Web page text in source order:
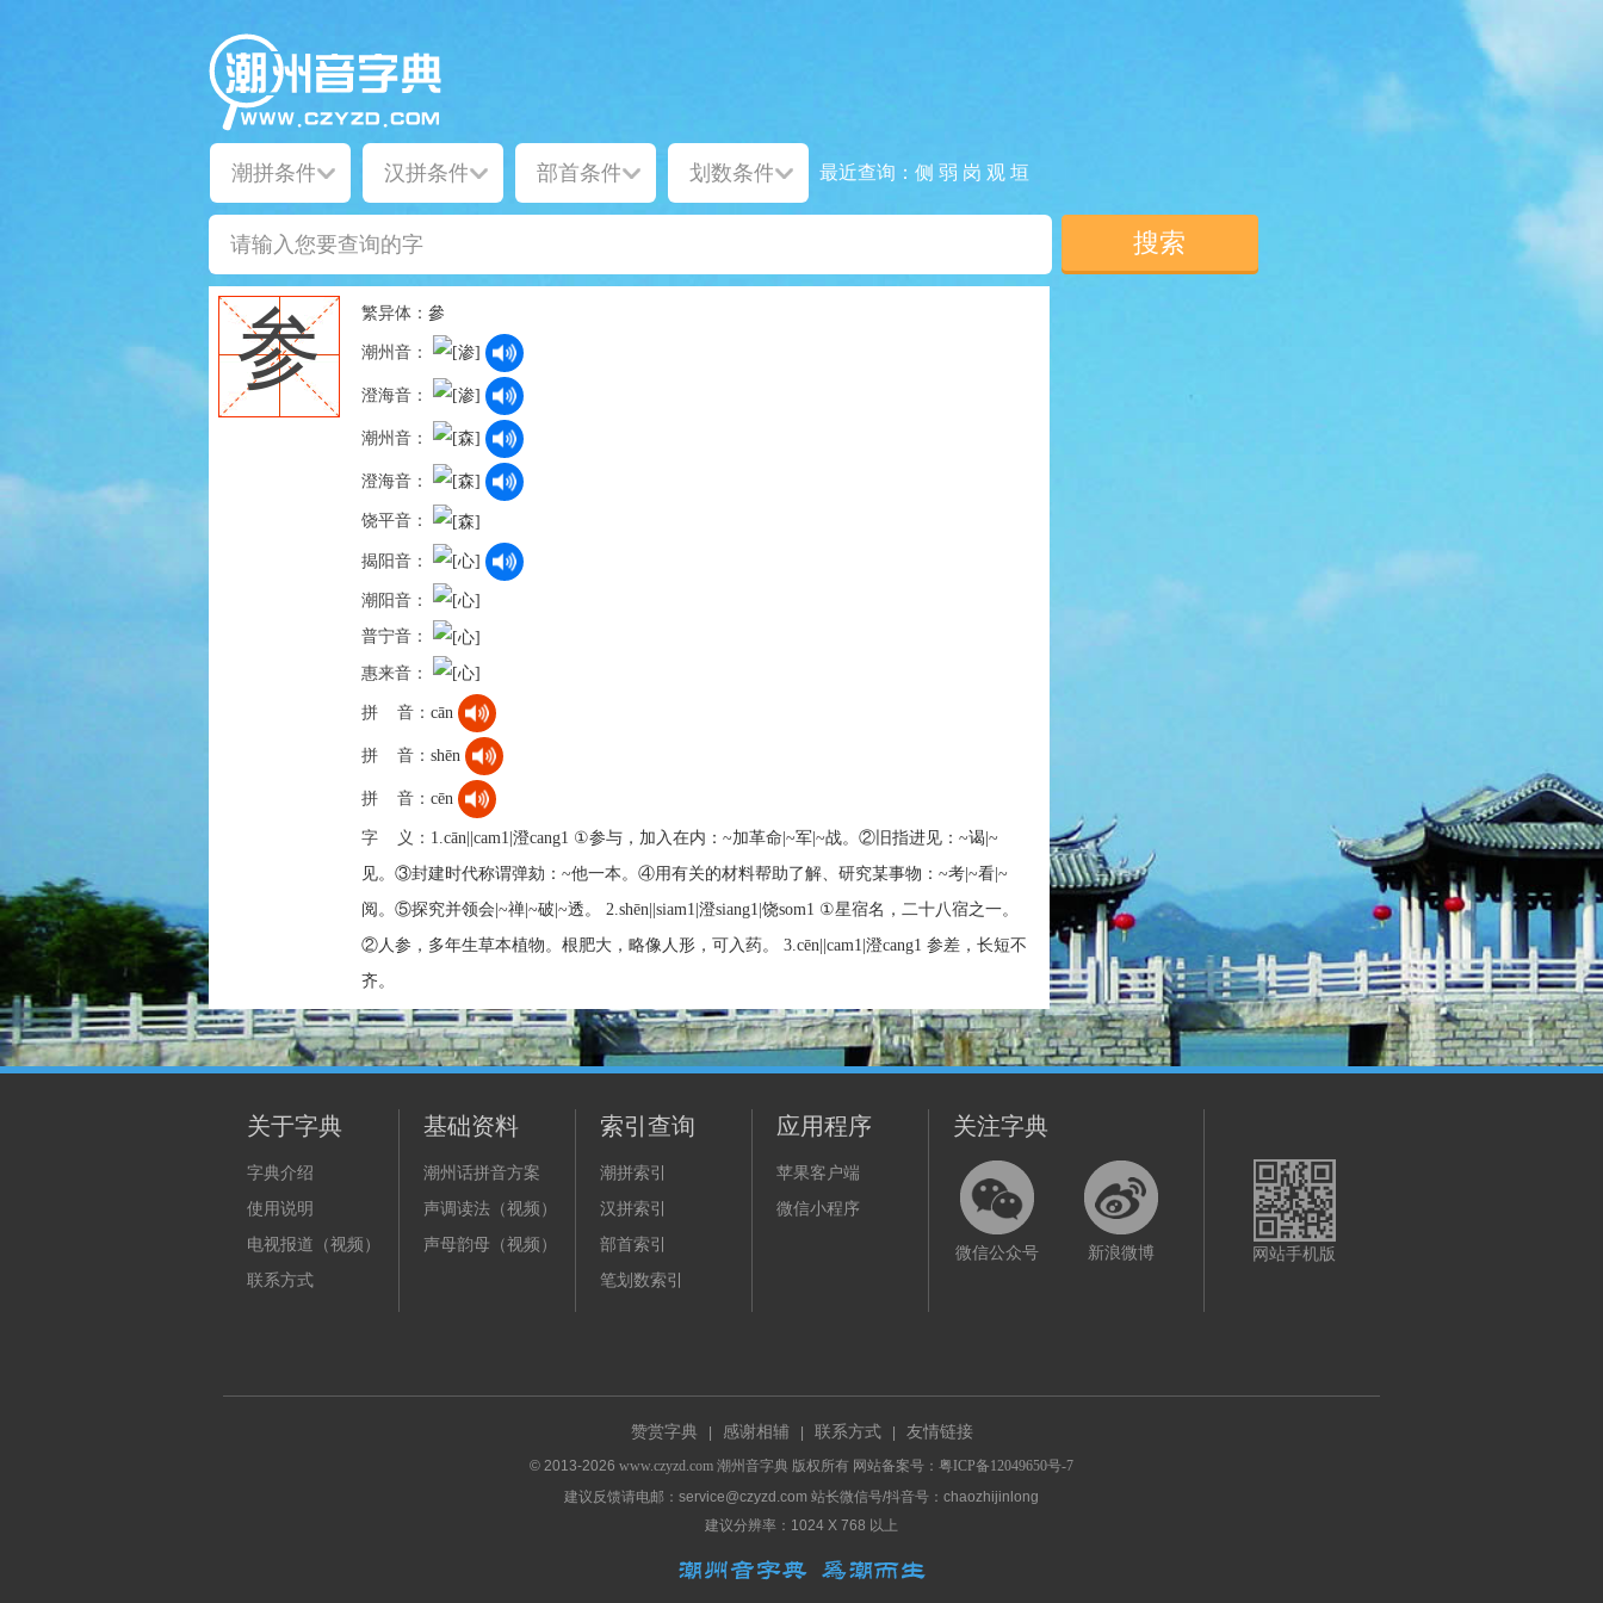
最近查询： 侧 弱 岗 观 垣
参 繁异体： 參
潮州音：
澄海音：
潮州音：
澄海音：
饶平音：
揭阳音：
潮阳音：
普宁音：
惠来音：
拼 音： cān
拼 音： shēn
拼 音： cēn
字 义： 1.cān||cam1|澄cang1 ①参与，加入在内：~加革命|~军|~战。②旧指进见：~谒|~
见。③封建时代称谓弹劾：~他一本。④用有关的材料帮助了解、研究某事物：~考|~看|~
阅。⑤探究并领会|~禅|~破|~透。 2.shēn||siam1|澄siang1|饶som1 ①星宿名，二十八宿之一。
②人参，多年生草本植物。根肥大，略像人形，可入药。 3.cēn||cam1|澄cang1 参差，长短不
齐。
关于字典
字典介绍
使用说明
电视报道（视频）
联系方式
基础资料
潮州话拼音方案
声调读法（视频）
声母韵母（视频）
索引查询
潮拼索引
汉拼索引
部首索引
笔划数索引
应用程序
苹果客户端
微信小程序
关注字典
微信公众号 新浪微博 网站手机版
赞赏字典 感谢相辅 联系方式 友情链接
© 2013-2026 www.czyzd.com 潮州音字典 版权所有 网站备案号： 粤ICP备12049650号-7
建议反馈请电邮：service@czyzd.com 站长微信号/抖音号：chaozhijinlong
建议分辨率：1024 X 768 以上